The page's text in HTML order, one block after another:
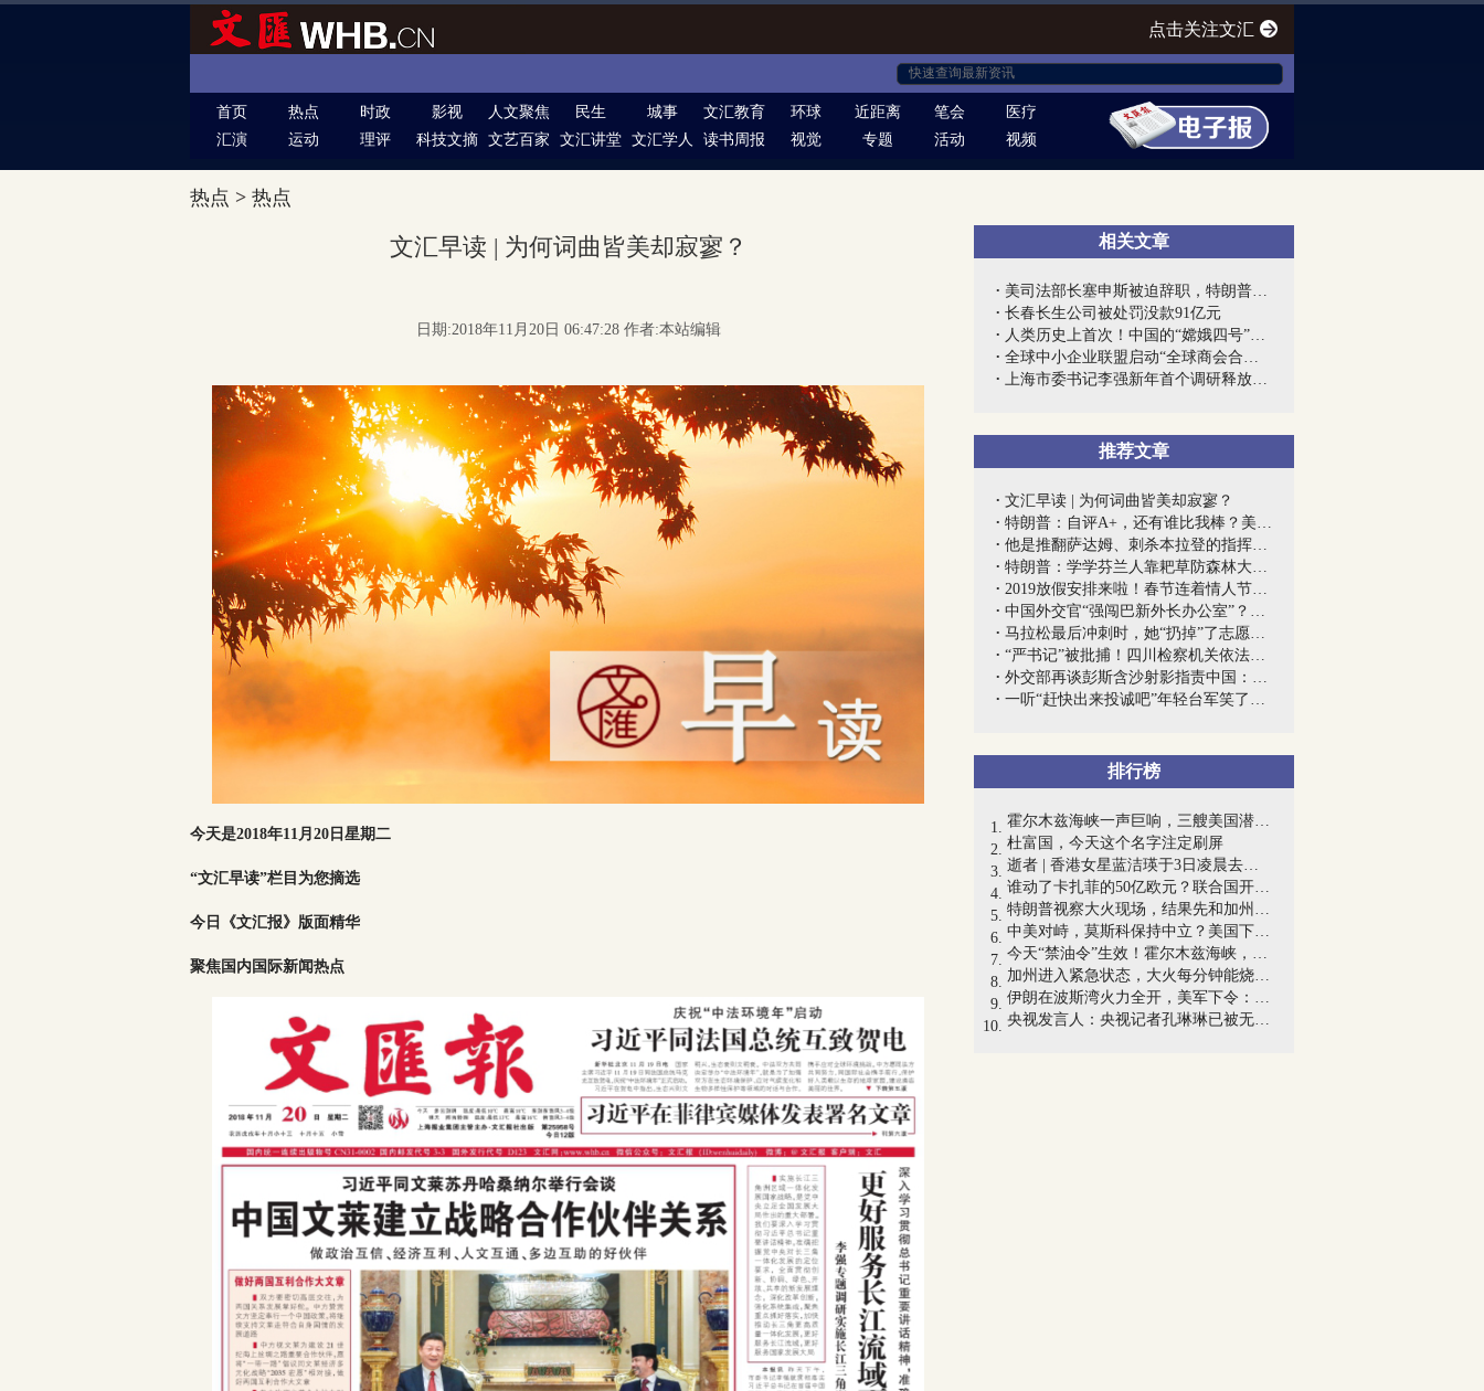
点击关注文汇
首页 热点 时政 影视 人文聚焦 民生 城事 文汇教育 环球 近距离 笔会
医疗
汇演
运动 理评 科技文摘 文艺百家 文汇讲堂 文汇学人 读书周报 视觉 专题 活动 视频
热点 > 热点
相关文章
美司法部长塞申斯被迫辞职，特朗普终向“...
长春长生公司被处罚没款91亿元
人类历史上首次！中国的“嫦娥四号”到底...
全球中小企业联盟启动“全球商会合作网”...
上海市委书记李强新年首个调研释放强烈信...
推荐文章
文汇早读 | 为何词曲皆美却寂寥？
特朗普：自评A+，还有谁比我棒？美专家：...
他是推翻萨达姆、刺杀本拉登的指挥官，但...
特朗普：学学芬兰人靠耙草防森林大火；芬...
2019放假安排来啦！春节连着情人节，“五...
中国外交官“强闯巴新外长办公室”？耿爽...
马拉松最后冲刺时，她“扔掉”了志愿者递...
“严书记”被批捕！四川检察机关依法对严...
外交部再谈彭斯含沙射影指责中国：我们不...
一听“赶快出来投诚吧”年轻台军笑了，喊...
排行榜
霍尔木兹海峡一声巨响，三艘美国潜艇被炸...
杜富国，今天这个名字注定刷屏
逝者 | 香港女星蓝洁瑛于3日凌晨去世，享...
谁动了卡扎菲的50亿欧元？联合国开启调查...
特朗普视察大火现场，结果先和加州州长吵...
中美对峙，莫斯科保持中立？美国下月举行...
今天“禁油令”生效！霍尔木兹海峡，伊朗...
加州进入紧急状态，大火每分钟能烧80个足...
伊朗在波斯湾火力全开，美军下令：舰队紧...
央视发言人：央视记者孔琳琳已被无指控释放
文汇早读 | 为何词曲皆美却寂寥？
日期:2018年11月20日 06:47:28 作者:本站编辑
今天是2018年11月20日星期二
“文汇早读”栏目为您摘选
今日《文汇报》版面精华
聚焦国内国际新闻热点